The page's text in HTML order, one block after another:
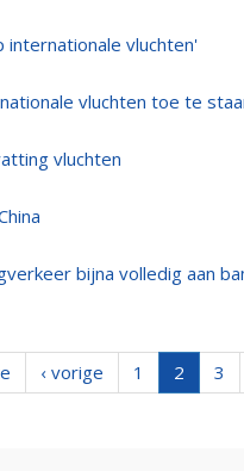
internationale vluchten'
vluchten toe te
vluchten
bijna volledig aan
‹ vorige 1 2 3